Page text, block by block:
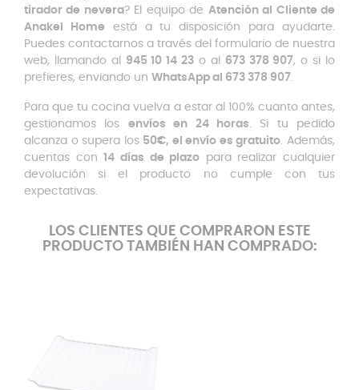
tirador de nevera? El equipo de Atención al Cliente de
Anakel Home está a tu disposición para ayudarte.
Puedes contactarnos a través del formulario de nuestra
web, llamando al
945 10 14 23 o al 673 378 907, o si lo
prefieres, enviando un WhatsApp al 673 378 907.
Para que tu cocina vuelva a estar al 100% cuanto antes,
gestionamos los envíos en 24 horas. Si tu pedido
alcanza o supera los 50€, el envío es gratuito. Además,
cuentas con14 días de plazo para realizar cualquier
devolución si el producto no cumple con tus
expectativas.
LOS CLIENTES QUE COMPRARON ESTE
PRODUCTO TAMBIÉN HAN COMPRADO: